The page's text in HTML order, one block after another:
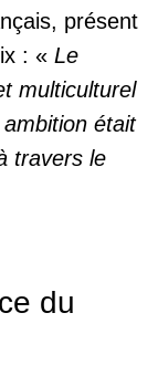
présent
: « Le
multiculturel
était
travers le
du